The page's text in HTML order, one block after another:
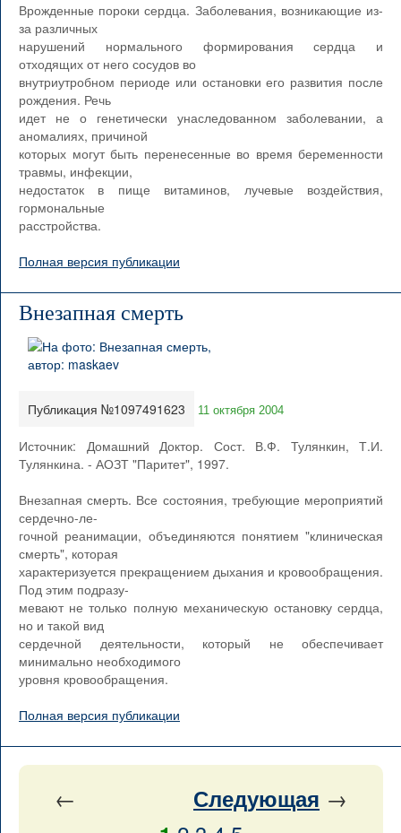
Врожденные пороки сердца. Заболевания, возникающие из-
за различных
нарушений нормального формирования сердца и
отходящих от него сосудов во
внутриутробном периоде или остановки его развития после
рождения. Речь
идет не о генетически унаследованном заболевании, а
аномалиях, причиной
которых могут быть перенесенные во время беременности
травмы, инфекции,
недостаток в пище витаминов, лучевые воздействия,
гормональные
расстройства.
Полная версия публикации
Внезапная смерть
Публикация №1097491623 11 октября 2004
Источник: Домашний Доктор. Сост. В.Ф. Тулянкин, Т.И.
Тулянкина. - АОЗТ "Паритет", 1997.
Внезапная смерть. Все состояния, требующие мероприятий
сердечно-ле-
гочной реанимации, объединяются понятием "клиническая
смерть", которая
характеризуется прекращением дыхания и кровообращения.
Под этим подразу-
мевают не только полную механическую остановку сердца,
но и такой вид
сердечной деятельности, который не обеспечивает
минимально необходимого
уровня кровообращения.
Полная версия публикации
← Следующая →